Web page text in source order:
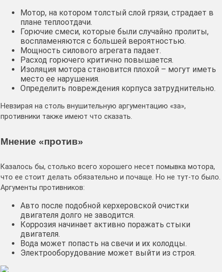
Мотор, на котором толстый слой грязи, страдает в
плане теплоотдачи.
Горючие смеси, которые были случайно пролиты,
воспламеняются с большей вероятностью.
Мощность силового агрегата падает.
Расход горючего критично повышается.
Изоляция мотора становится плохой – могут иметь
место ее нарушения.
Определить повреждения корпуса затруднительно.
Невзирая на столь внушительную аргументацию «за»,
противники также имеют что сказать.
Мнение «против»
Казалось бы, столько всего хорошего несет помывка мотора,
что ее стоит делать обязательно и почаще. Но не тут-то было.
Аргументы противников:
Авто после подобной керхеровской очистки
двигателя долго не заводится.
Коррозия начинает активно поражать стыки
двигателя.
Вода может попасть на свечи и их колодцы.
Электрооборудование может выйти из строя.